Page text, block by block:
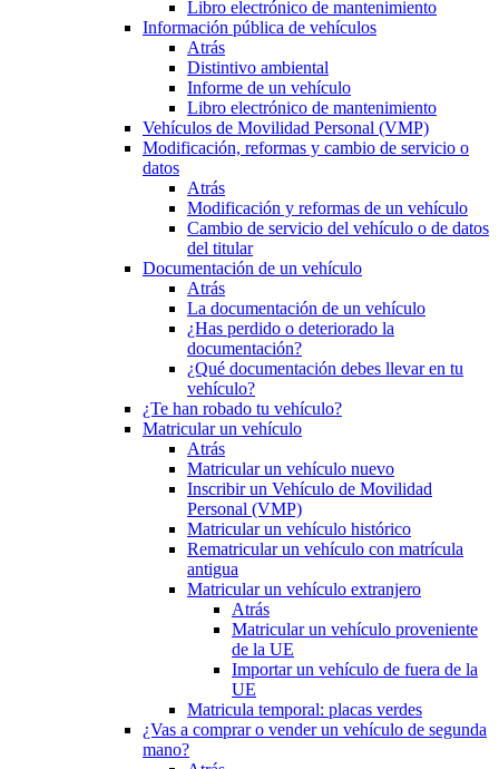
Libro electrónico de mantenimiento
Información pública de vehículos
Atrás
Distintivo ambiental
Informe de un vehículo
Libro electrónico de mantenimiento
Vehículos de Movilidad Personal (VMP)
Modificación, reformas y cambio de servicio o
datos
Atrás
Modificación y reformas de un vehículo
Cambio de servicio del vehículo o de datos
del titular
Documentación de un vehículo
Atrás
La documentación de un vehículo
¿Has perdido o deteriorado la
documentación?
¿Qué documentación debes llevar en tu
vehículo?
¿Te han robado tu vehículo?
Matricular un vehículo
Atrás
Matricular un vehículo nuevo
Inscribir un Vehículo de Movilidad
Personal (VMP)
Matricular un vehículo histórico
Rematricular un vehículo con matrícula
antigua
Matricular un vehículo extranjero
Atrás
Matricular un vehículo proveniente
de la UE
Importar un vehículo de fuera de la
UE
Matricula temporal: placas verdes
¿Vas a comprar o vender un vehículo de segunda
mano?